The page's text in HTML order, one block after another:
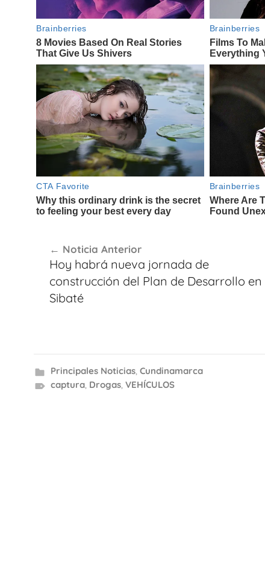
de
entradas
Noticia Anterior
Hoy habrá nueva jornada de
construcción del Plan de Desarrollo en
Sibaté
Principales Noticias, Cundinamarca
captura, Drogas, VEHÍCULOS